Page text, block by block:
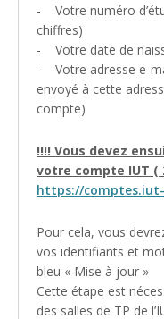
- Votre numéro
chiffres)
- Votre date de
- Votre adresse e-
envoyé à cette
compte)
!!!! Vous devez
votre compte IUT (
https://
Pour cela, vous
vos identifiants et
bleu « Mise à jour »
Cette étape est
des salles de TP de